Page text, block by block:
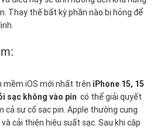
Thay thế bất kỳ phần nào bị hỏng để
mềm iOS mới nhất trên iPhone 15, 15
sạc không vào pin có thể giải quyết
cả sự cố sạc pin. Apple thường cung
cải thiện hiệu suất sạc. Sau khi cập